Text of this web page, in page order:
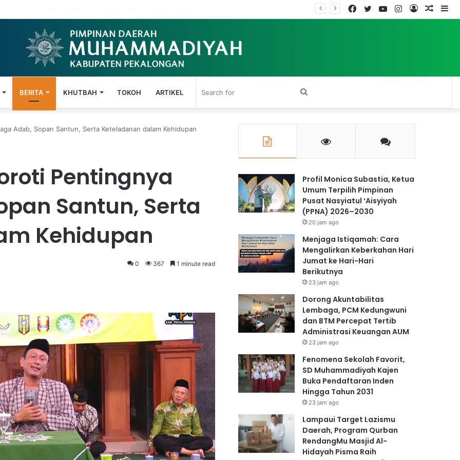
Log
Instagram
YouTube
Twitter
Facebook
BERITA KHUTBAH TOKOH ARTIKEL Search
for
Adab, Sopan Santun, Serta Keteladanan dalam Kehidupan
Pentingnya
Santun, Serta
Kehidupan
0 367 1 minute read
Profil Monica Subastia, Ketua
Umum Terpilih Pimpinan
Pusat Nasyiatul ‘Aisyiyah
(PPNA) 2026–2030
20 jam ago
Menjaga Istiqamah: Cara
Mengalirkan Keberkahan Hari
Jumat ke Hari-Hari
Berikutnya
23 jam ago
Dorong Akuntabilitas
Lembaga, PCM Kedungwuni
dan BTM Percepat Tertib
Administrasi Keuangan AUM
23 jam ago
Fenomena Sekolah Favorit,
SD Muhammadiyah Kajen
Buka Pendaftaran Inden
Hingga Tahun 2031
23 jam ago
Lampaui Target Lazismu
Daerah, Program Qurban
RendangMu Masjid Al-
Hidayah Pisma Raih